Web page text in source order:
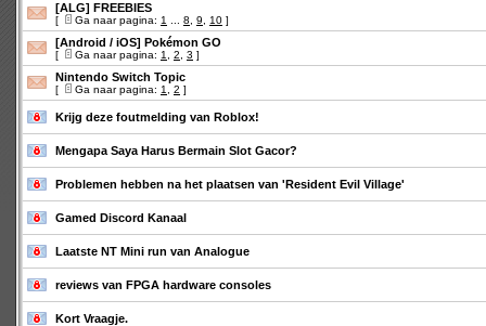
[ALG] FREEBIES
[ Ga naar pagina: 1 8 9 10 ]
[Android / iOS] Pokémon GO
[ Ga naar pagina: 1 2 3 ]
Nintendo Switch Topic
[ Ga naar pagina: 1 2 ]
Krijg deze foutmelding van Roblox!
Mengapa Saya Harus Bermain Slot Gacor?
Problemen hebben na het plaatsen van 'Resident Evil Village'
Gamed Discord Kanaal
Laatste NT Mini run van Analogue
reviews van FPGA hardware consoles
Kort Vraagje.